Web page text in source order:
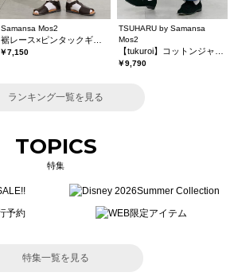
Samansa Mos2
￥7,150
TSUHARU by Samansa
Mos2
￥9,790
ランキング一覧を見る
TOPICS
特集
特集一覧を見る